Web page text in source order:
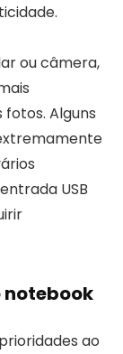
ou câmera,
Alguns
USB
notebook
ao